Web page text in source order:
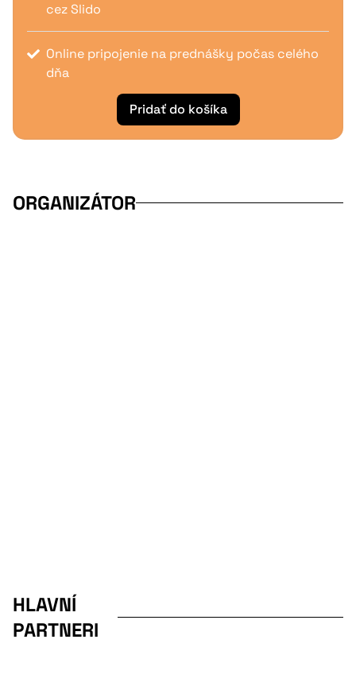
cez Slido
Online pripojenie na prednášky počas celého
dňa
Pridať do košíka
ORGANIZÁTOR
HLAVNÍ
PARTNERI